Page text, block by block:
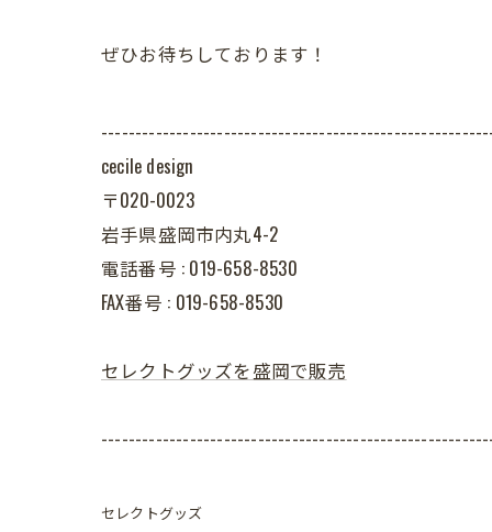
ぜひお待ちしております！
cecile design
〒020-0023
岩手県盛岡市内丸4-2
電話番号 : 019-658-8530
FAX番号 : 019-658-8530
セレクトグッズを盛岡で販売
セレクトグッズ